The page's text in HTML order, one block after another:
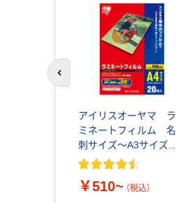
アイリスオーヤマ ラ
ミネートフィルム 名
刺サイズ～A3サイズ
150μ(ミクロン)
￥510~ （税込）
前のスライドへ